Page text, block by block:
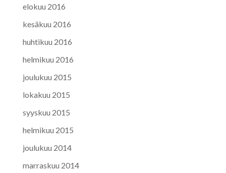
elokuu 2016
kesäkuu 2016
huhtikuu 2016
helmikuu 2016
joulukuu 2015
lokakuu 2015
syyskuu 2015
helmikuu 2015
joulukuu 2014
marraskuu 2014